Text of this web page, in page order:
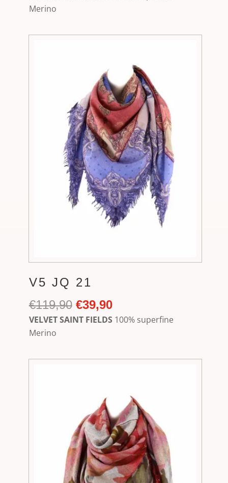
Merino
V5 JQ 21
€119,90 Ursprünglicher
Preis
€39,90Aktueller
Preis
VELVET SAINT FIELDS 100% superfine
Merino